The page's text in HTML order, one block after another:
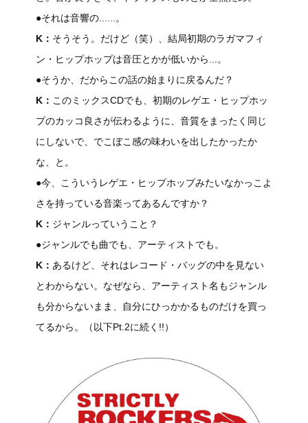
●それは音響の......。
K： そうそう。だけど（笑）、結局初期のラガマフィ
ン・ヒップホップは音圧とかが低いから...。
●そうか、だからこの話の始まりに戻るんだ？
K： このミックスCDでも、初期のレゲエ・ヒップホッ
プのカッコ良さが伝わるように、音質をまったく同じ
にしないで、でこぼこ感の味わいを出したかったか
な、と。
●今、こういうレゲエ・ヒップホップみたいなかっこよ
さを持っている音楽ってあるんですか？
K： ジャンルっていうこと？
●ジャンルでも曲でも、アーティストでも。
K： あるけど、それはレコード・バッグの中を見ない
とわからない。なぜなら、アーティスト名もジャンル
も分からないまま、自分にひっかかるものだけを買っ
てるから。（以下Pt.2に続く!!）